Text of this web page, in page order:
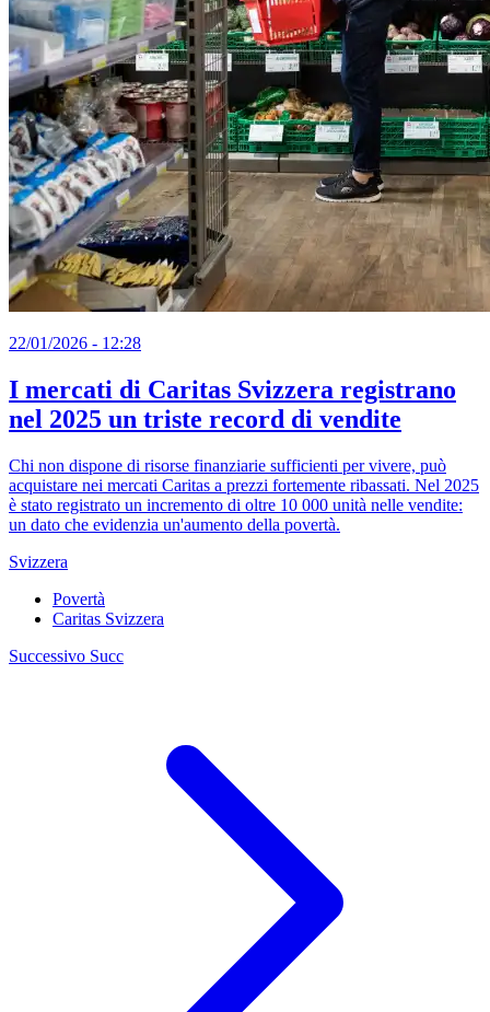
22/01/2026 - 12:28
I mercati di Caritas Svizzera registrano
nel 2025 un triste record di vendite
Chi non dispone di risorse finanziarie sufficienti per vivere, può
acquistare nei mercati Caritas a prezzi fortemente ribassati. Nel 2025
è stato registrato un incremento di oltre 10 000 unità nelle vendite:
un dato che evidenzia un'aumento della povertà.
Svizzera
Povertà
Caritas Svizzera
Successivo Succ